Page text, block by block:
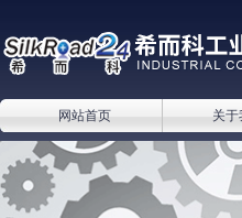
网站首页 关于